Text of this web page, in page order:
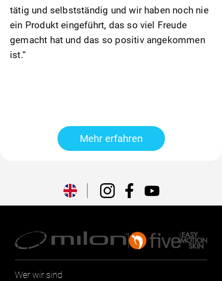
tätig und selbstständig und wir haben noch nie
ein Produkt eingeführt, das so viel Freude
gemacht hat und das so positiv angekommen
ist.“
Mehr erfahren
Wer wir sind